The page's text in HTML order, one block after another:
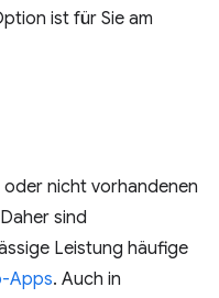
ist für Sie am
nicht vorhandenen
sind
Leistung häufige
Apps. Auch in